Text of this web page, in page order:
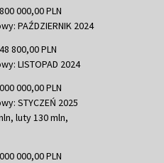
000,00 PLN
PAŹDZIERNIK 2024
800,00 PLN
LISTOPAD 2024
000,00 PLN
STYCZEŃ 2025
luty 130 mln,
000,00 PLN